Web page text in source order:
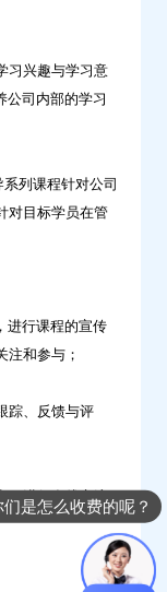
习兴趣与学习意
公司内部的学习
列课程针对公司
对目标学员在管
进行课程的宣传
注和参与；
踪、反馈与评
，进行在线交流
们是怎么收费的呢？